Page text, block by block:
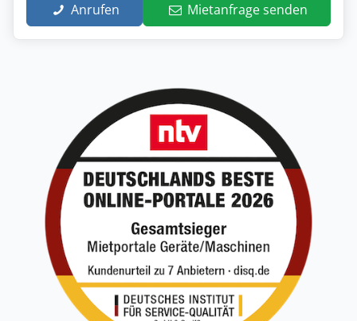
Anrufen Mietanfrage senden